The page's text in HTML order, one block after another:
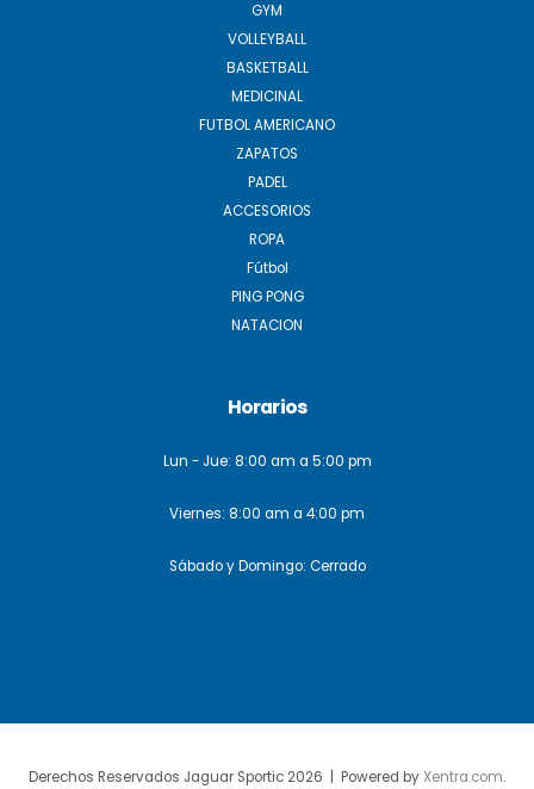
GYM
VOLLEYBALL
BASKETBALL
MEDICINAL
FUTBOL AMERICANO
ZAPATOS
PADEL
ACCESORIOS
ROPA
Fútbol
PING PONG
NATACION
Horarios
Lun - Jue: 8:00 am a 5:00 pm
Viernes: 8:00 am a 4:00 pm
Sábado y Domingo: Cerrado
Derechos Reservados Jaguar Sportic 2026 | Powered byXentra.com.